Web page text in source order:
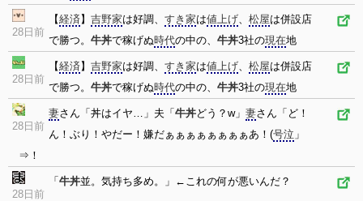
28日前
【経済 】 吉野家は好調、 すき家は値上げ、 松屋は併設店
で勝つ。 牛丼で稼げぬ時代の中の、 牛丼3社の現在地
28日前
【経済 】 吉野家は好調、 すき家は値上げ、 松屋は併設店
で勝つ。 牛丼で稼げぬ時代の中の、 牛丼3社の現在地
28日前
妻さん「丼はイヤ…」夫「 牛丼どう？w」 妻さん「ど！
ん！ぶり！やだー！嫌だぁぁぁぁぁぁぁぁあ！(号泣 」
⇒！
28日前
「 牛丼並。気持ち多め。」←これの何が悪いんだ？